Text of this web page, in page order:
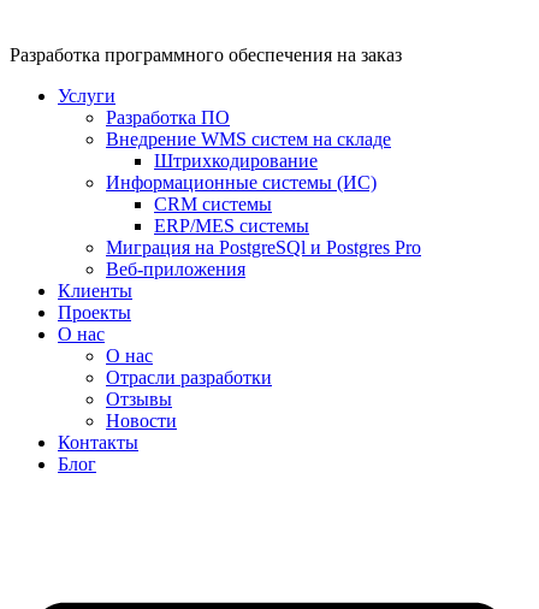
Разработка программного обеспечения на заказ
Услуги
Разработка ПО
Внедрение WMS систем на складе
Штрихкодирование
Информационные системы (ИС)
CRM системы
ERP/MES системы
Миграция на PostgreSQl и Postgres Pro
Веб-приложения
Клиенты
Проекты
О нас
О нас
Отрасли разработки
Отзывы
Новости
Контакты
Блог